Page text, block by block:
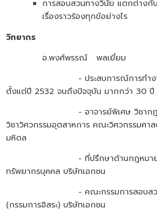
การสอบสวนทางวินัย แตกต่างกั
เรื่องราวร้องทุกข์อย่างไร
วิทยากร
อ.พงศ์พรรณ์ พลเยี่ยม
- ประสบการณ์การทำงานด้
ตั้งแต่ปี 2532 จนถึงปัจจุบัน มากกว่า 30 ปี
- อาจารย์พิเศษ วิชากฎหมา
วิชาวิศวกรรมอุตสาหการ คณะวิศวกรรมศา
มหิดล
- ที่ปรึกษาด้านกฎหมายแรง
ทรัพยากรบุคคล บริษัทเอกชน
- คณะกรรมการสอบสวนท
(กรรมการอิสระ) บริษัทเอกชน